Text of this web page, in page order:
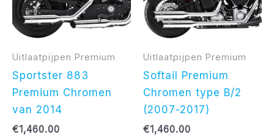
Uitlaatpijpen Premium
Sportster 883
Premium Chromen
van 2014
€1,460.00
Uitlaatpijpen Premium
Softail Premium
Chromen type B/2
(2007-2017)
€1,460.00